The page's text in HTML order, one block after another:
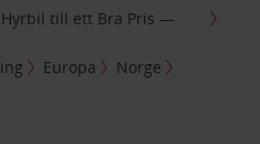
till ett Bra Pris —
Europa
Norge